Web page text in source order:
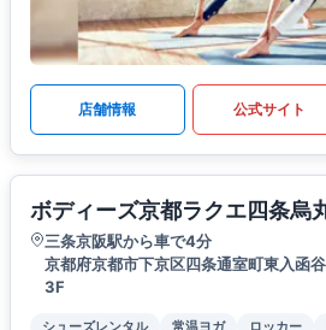
店舗情報 公式サイト
ボディーズ京都ラクエ四条烏
三条京阪駅から車で4分
京都府京都市下京区四条通室町東入函
3F
シューズレンタル 常温ヨガ ロッカー